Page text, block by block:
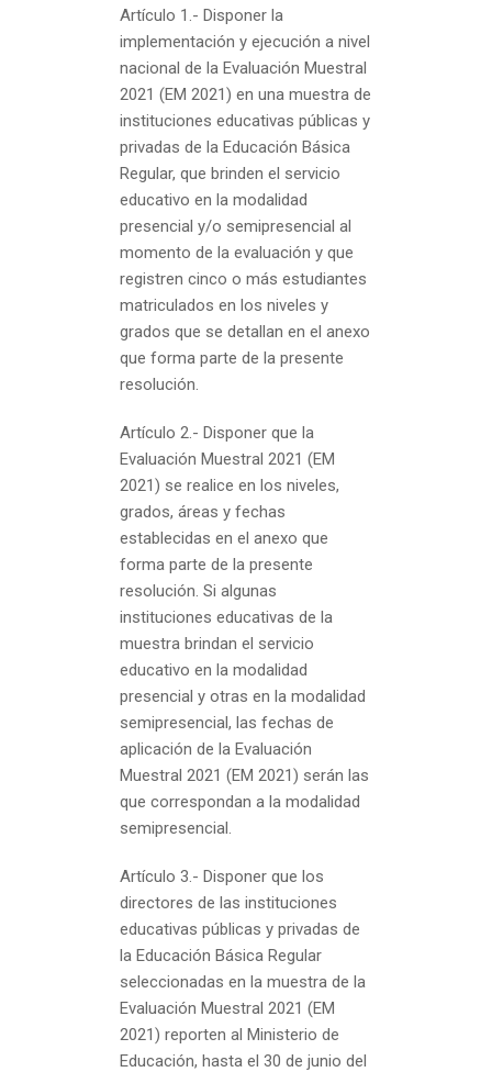
Artículo 1.- Disponer la
implementación y ejecución a nivel
nacional de la Evaluación Muestral
2021 (EM 2021) en una muestra de
instituciones educativas públicas y
privadas de la Educación Básica
Regular, que brinden el servicio
educativo en la modalidad
presencial y/o semipresencial al
momento de la evaluación y que
registren cinco o más estudiantes
matriculados en los niveles y
grados que se detallan en el anexo
que forma parte de la presente
resolución.
Artículo 2.- Disponer que la
Evaluación Muestral 2021 (EM
2021) se realice en los niveles,
grados, áreas y fechas
establecidas en el anexo que
forma parte de la presente
resolución. Si algunas
instituciones educativas de la
muestra brindan el servicio
educativo en la modalidad
presencial y otras en la modalidad
semipresencial, las fechas de
aplicación de la Evaluación
Muestral 2021 (EM 2021) serán las
que correspondan a la modalidad
semipresencial.
Artículo 3.- Disponer que los
directores de las instituciones
educativas públicas y privadas de
la Educación Básica Regular
seleccionadas en la muestra de la
Evaluación Muestral 2021 (EM
2021) reporten al Ministerio de
Educación, hasta el 30 de junio del